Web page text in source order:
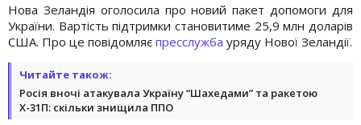
Нова Зеландія оголосила про новий пакет допомоги для
України. Вартість підтримки становитиме 25,9 млн доларів
США. Про це повідомляє пресслужба уряду Нової Зеландії.
Читайте також:
Росія вночі атакувала Україну “Шахедами” та ракетою
Х-31П: скільки знищила ППО